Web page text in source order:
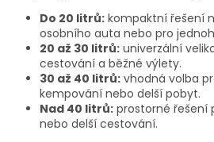
Do 20 litrů: kompaktní řešení
osobního auta nebo pro
20 až 30 litrů: univerzální
cestování a běžné výlety.
30 až 40 litrů: vhodná volba
kempování nebo delší pobyt.
Nad 40 litrů: prostorné řešení
nebo delší cestování.